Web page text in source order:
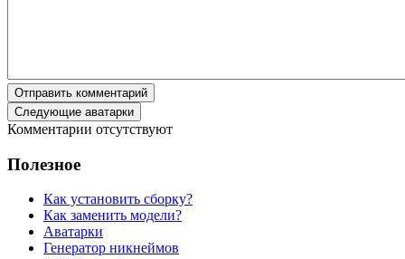
Отправить комментарий
Следующие аватарки
Комментарии отсутствуют
Полезное
Как установить сборку?
Как заменить модели?
Аватарки
Генератор никнеймов